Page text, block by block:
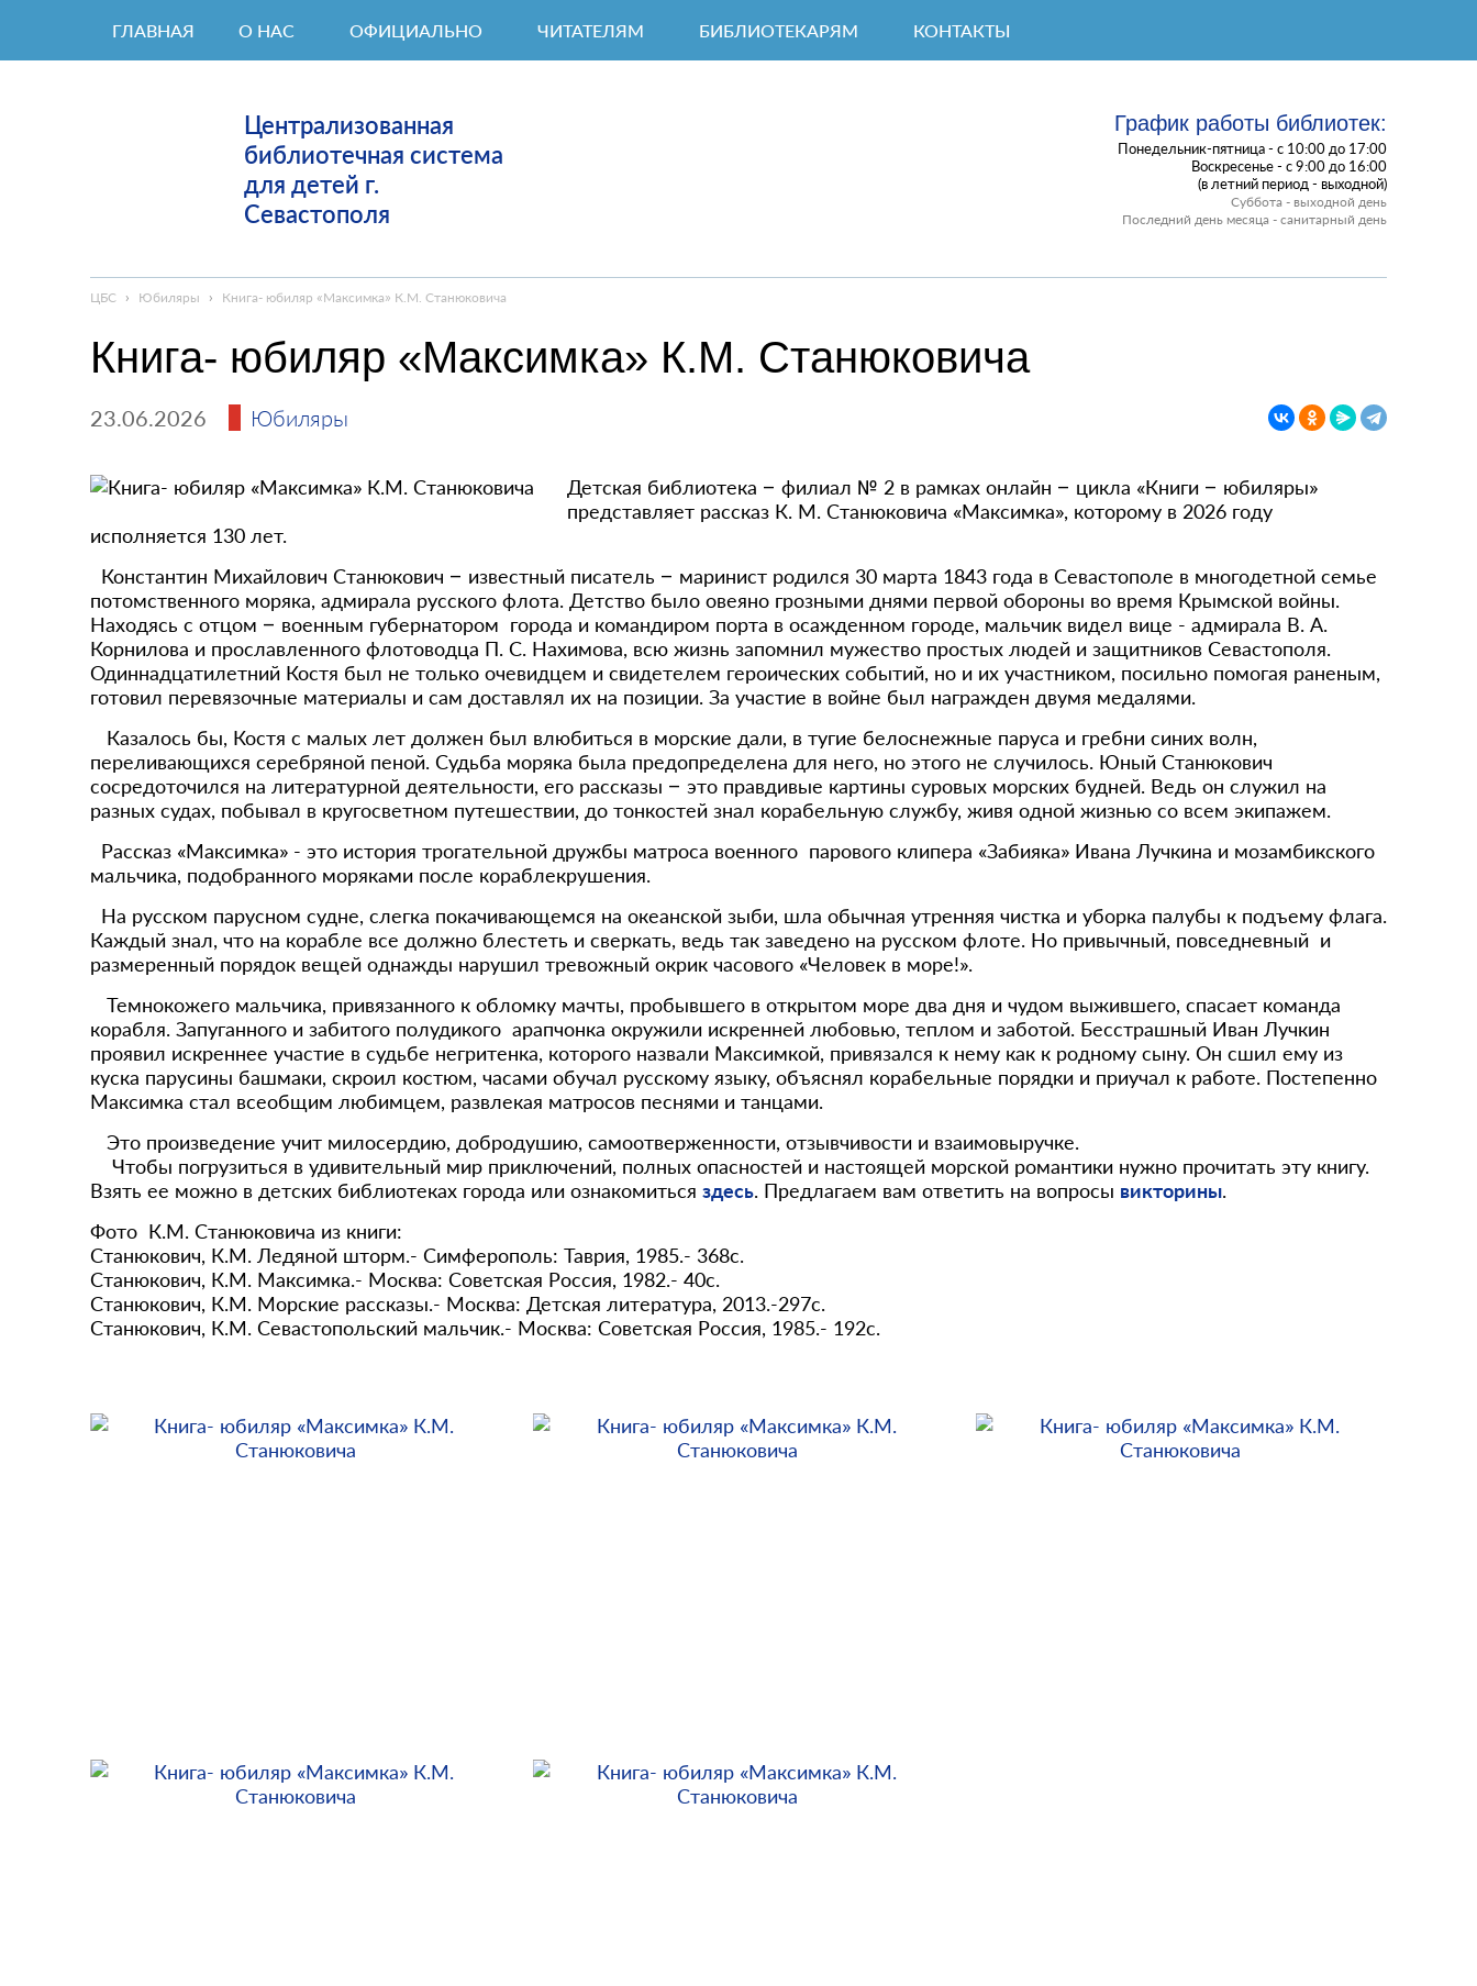
ГЛАВНАЯ О НАС ОФИЦИАЛЬНО ЧИТАТЕЛЯМ БИБЛИОТЕКАРЯМ КОНТАКТЫ
Централизованная
библиотечная система
для детей г.
Севастополя
График работы библиотек:
Понедельник-пятница - с 10:00 до 17:00
Воскресенье - с 9:00 до 16:00
(в летний период - выходной)
Суббота - выходной день
Последний день месяца - санитарный день
ЦБС › Юбиляры › Книга- юбиляр «Максимка» К.М. Станюковича
Книга- юбиляр «Максимка» К.М. Станюковича
23.06.2026 Юбиляры
Детская библиотека – филиал № 2 в рамках онлайн – цикла «Книги – юбиляры»
представляет рассказ К. М. Станюковича «Максимка», которому в 2026 году
исполняется 130 лет.
Константин Михайлович Станюкович – известный писатель – маринист родился 30 марта 1843 года в Севастополе в многодетной семье
потомственного моряка, адмирала русского флота. Детство было овеяно грозными днями первой обороны во время Крымской войны.
Находясь с отцом – военным губернатором города и командиром порта в осажденном городе, мальчик видел вице - адмирала В. А.
Корнилова и прославленного флотоводца П. С. Нахимова, всю жизнь запомнил мужество простых людей и защитников Севастополя.
Одиннадцатилетний Костя был не только очевидцем и свидетелем героических событий, но и их участником, посильно помогая раненым,
готовил перевязочные материалы и сам доставлял их на позиции. За участие в войне был награжден двумя медалями.
Казалось бы, Костя с малых лет должен был влюбиться в морские дали, в тугие белоснежные паруса и гребни синих волн,
переливающихся серебряной пеной. Судьба моряка была предопределена для него, но этого не случилось. Юный Станюкович
сосредоточился на литературной деятельности, его рассказы – это правдивые картины суровых морских будней. Ведь он служил на
разных судах, побывал в кругосветном путешествии, до тонкостей знал корабельную службу, живя одной жизнью со всем экипажем.
Рассказ «Максимка» - это история трогательной дружбы матроса военного парового клипера «Забияка» Ивана Лучкина и мозамбикского
мальчика, подобранного моряками после кораблекрушения.
На русском парусном судне, слегка покачивающемся на океанской зыби, шла обычная утренняя чистка и уборка палубы к подъему флага.
Каждый знал, что на корабле все должно блестеть и сверкать, ведь так заведено на русском флоте. Но привычный, повседневный и
размеренный порядок вещей однажды нарушил тревожный окрик часового «Человек в море!».
Темнокожего мальчика, привязанного к обломку мачты, пробывшего в открытом море два дня и чудом выжившего, спасает команда
корабля. Запуганного и забитого полудикого арапчонка окружили искренней любовью, теплом и заботой. Бесстрашный Иван Лучкин
проявил искреннее участие в судьбе негритенка, которого назвали Максимкой, привязался к нему как к родному сыну. Он сшил ему из
куска парусины башмаки, скроил костюм, часами обучал русскому языку, объяснял корабельные порядки и приучал к работе. Постепенно
Максимка стал всеобщим любимцем, развлекая матросов песнями и танцами.
Это произведение учит милосердию, добродушию, самоотверженности, отзывчивости и взаимовыручке.
Чтобы погрузиться в удивительный мир приключений, полных опасностей и настоящей морской романтики нужно прочитать эту книгу.
Взять ее можно в детских библиотеках города или ознакомиться здесь. Предлагаем вам ответить на вопросы викторины.
Фото К.М. Станюковича из книги:
Станюкович, К.М. Ледяной шторм.- Симферополь: Таврия, 1985.- 368с.
Станюкович, К.М. Максимка.- Москва: Советская Россия, 1982.- 40с.
Станюкович, К.М. Морские рассказы.- Москва: Детская литература, 2013.-297с.
Станюкович, К.М. Севастопольский мальчик.- Москва: Советская Россия, 1985.- 192с.